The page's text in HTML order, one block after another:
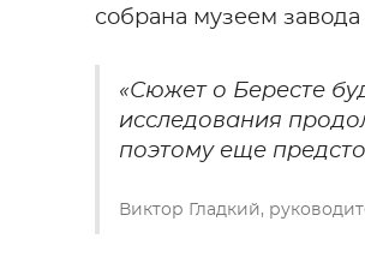
собрана музеем
«Сюжет о Бересте
исследования
поэтому еще
Виктор Гладкий,